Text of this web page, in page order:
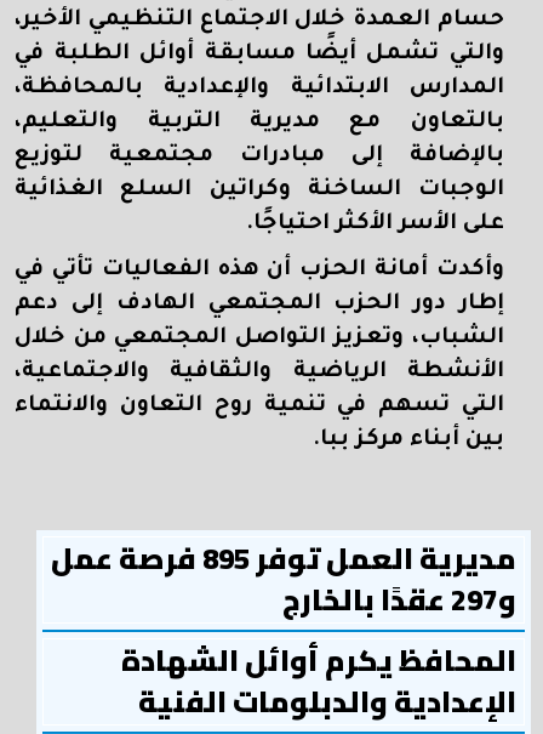
حسام العمدة خلال الاجتماع التنظيمي الأخير،
والتي تشمل أيضًا مسابقة أوائل الطلبة في
المدارس الابتدائية والإعدادية بالمحافظة،
بالتعاون مع مديرية التربية والتعليم،
بالإضافة إلى مبادرات مجتمعية لتوزيع
الوجبات الساخنة وكراتين السلع الغذائية
على الأسر الأكثر احتياجًا.
وأكدت أمانة الحزب أن هذه الفعاليات تأتي في
إطار دور الحزب المجتمعي الهادف إلى دعم
الشباب، وتعزيز التواصل المجتمعي من خلال
الأنشطة الرياضية والثقافية والاجتماعية،
التي تسهم في تنمية روح التعاون والانتماء
بين أبناء مركز ببا.
مديرية العمل توفر 895 فرصة عمل
و297 عقدًا بالخارج
المحافظ يكرم أوائل الشهادة
الإعدادية والدبلومات الفنية